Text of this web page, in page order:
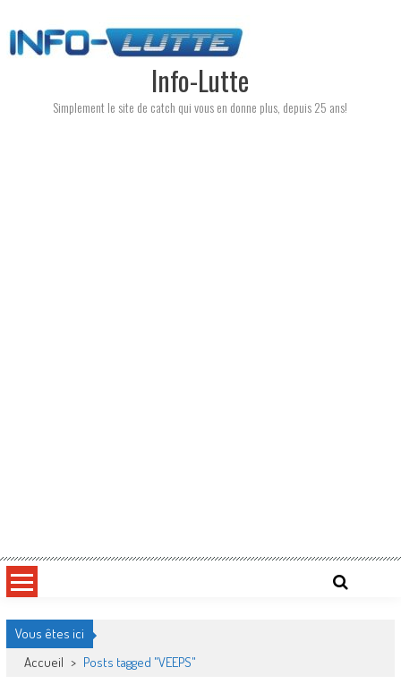
to
content
Info-Lutte
Simplement le site de catch qui vous en donne plus, depuis 25 ans!
Vous êtes ici
Accueil > Posts tagged "VEEPS"